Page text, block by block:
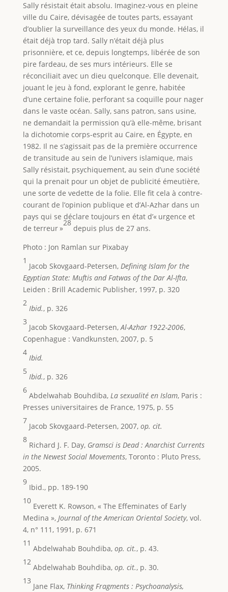
Sally résistait était absolu. Imaginez-vous en pleine
ville du Caire, dévisagée de toutes parts, essayant
d’oublier la surveillance des yeux du monde. Hélas, il
était déjà trop tard. Sally n’était déjà plus
prisonnière, et ce, depuis longtemps, libérée de son
pire fardeau, de ses murs intérieurs. Elle se
réconciliait avec un dieu quelconque. Elle devenait,
jouant le jeu à fond, explorant le genre, habitée
d’une certaine folie, perforant sa coquille pour nager
dans le vaste océan. Sally, sans patron, sans usine,
ne demandait la permission qu’à elle-même, brisant
la dichotomie corps-esprit au Caire, en Égypte, en
1982. Il ne s’agissait pas de la première occurrence
de transitude au sein de l’univers islamique, mais
Sally résistait, psychiquement, au sein d’une société
qui la prenait pour un objet de publicité émeutière,
une sorte de vedette de la folie. Elle fit cela à contre-
courant de l’opinion publique et d’Al-Azhar dans un
pays qui se déclare toujours en état d’« urgence et
de terreur »
28
depuis plus de 27 ans.
Photo : Jon Ramlan sur Pixabay
1
Jacob Skovgaard-Petersen, Defining Islam for the
Egyptian State: Muftis and Fatwas of the Dar Al-Ifta,
Leiden : Brill Academic Publisher, 1997, p. 320
2
Ibid., p. 326
3
Jacob Skovgaard-Petersen,Al-Azhar 1922-2006,
Copenhague : Vandkunsten, 2007, p. 5
4
Ibid.
5
Ibid., p. 326
6
Abdelwahab Bouhdiba, La sexualité en Islam, Paris :
Presses universitaires de France, 1975, p. 55
7
Jacob Skovgaard-Petersen, 2007, op. cit.
8
Richard J. F. Day, Gramsci is Dead : Anarchist Currents
in the Newest Social Movements, Toronto : Pluto Press,
2005.
9
Ibid., pp. 189-190
10
Everett K. Rowson, « The Effeminates of Early
Medina », Journal of the American Oriental Society, vol.
4, n° 111, 1991, p. 671
11
Abdelwahab Bouhdiba, op. cit., p. 43.
12
Abdelwahab Bouhdiba, op. cit., p. 30.
13
Jane Flax, Thinking Fragments : Psychoanalysis,